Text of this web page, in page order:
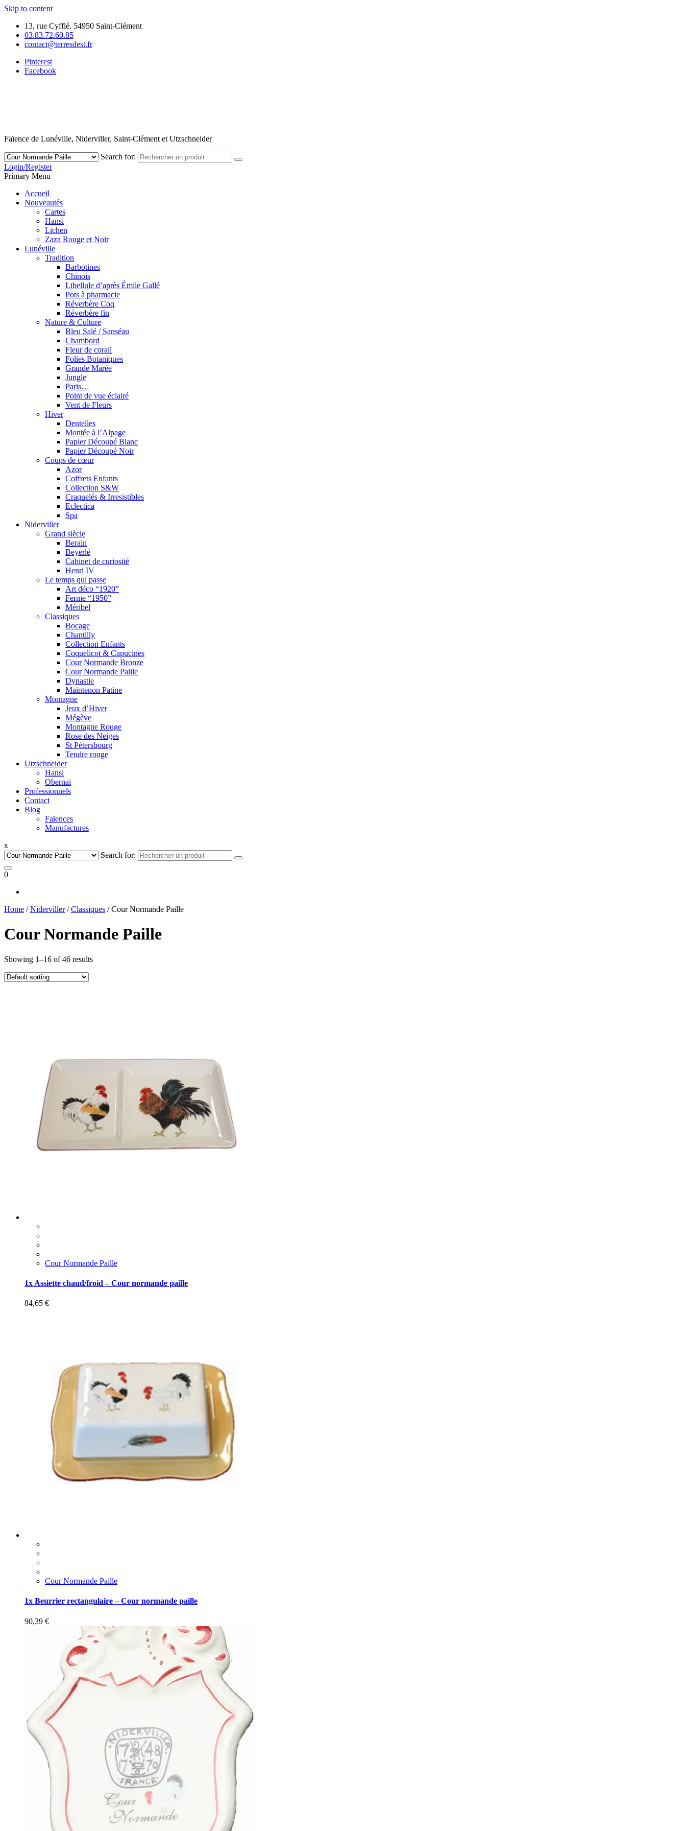
Skip to content
13, rue Cyfflé, 54950 Saint-Clément
03.83.72.60.85
contact@terresdest.fr
Pinterest
Facebook
Faïence de Lunéville, Niderviller, Saint-Clément et Utzschneider
Search for:
Login/Register
Primary Menu
Accueil
Nouveautés
Cartes
Hansi
Lichen
Zaza Rouge et Noir
Lunéville
Tradition
Barbotines
Chinois
Libellule d’après Émile Gallé
Pots à pharmacie
Réverbère Coq
Réverbère fin
Nature & Culture
Bleu Salé / Sanséau
Chambord
Fleur de corail
Folies Botaniques
Grande Marée
Jungle
Paris…
Point de vue éclairé
Vent de Fleurs
Hiver
Dentelles
Montée à l’Alpage
Papier Découpé Blanc
Papier Découpé Noir
Coups de cœur
Azor
Coffrets Enfants
Collection S&W
Craquelés & Irresistibles
Eclectica
Spa
Niderviller
Grand siècle
Berain
Beyerlé
Cabinet de curiosité
Henri IV
Le temps qui passe
Art déco “1920”
Ferme “1950”
Méribel
Classiques
Bocage
Chantilly
Collection Enfants
Coquelicot & Capucines
Cour Normande Bronze
Cour Normande Paille
Dynastie
Maintenon Patine
Montagne
Jeux d’Hiver
Mégève
Montagne Rouge
Rose des Neiges
St Pétersbourg
Tendre rouge
Utzschneider
Hansi
Obernai
Professionnels
Contact
Blog
Faïences
Manufactures
x
Search for:
0
Home /Niderviller/Classiques / Cour Normande Paille
Cour Normande Paille
Showing 1–16 of 46 results
Cour Normande Paille
1x Assiette chaud/froid – Cour normande paille
84,65 €
Cour Normande Paille
1x Beurrier rectangulaire – Cour normande paille
90,39 €